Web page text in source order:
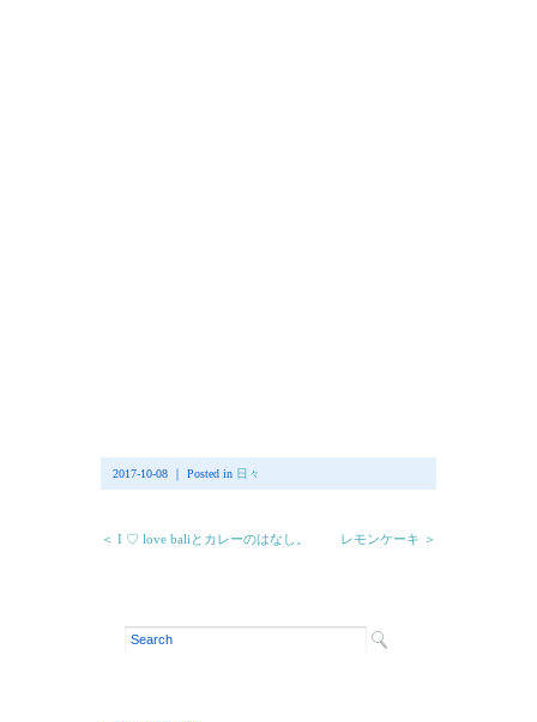
2017-10-08 ｜ Posted in 日々
＜ I ♡ love baliとカレーのはなし。 レモンケーキ ＞